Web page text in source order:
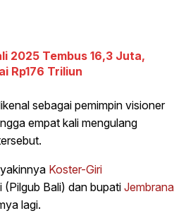
2025 Tembus 16,3 Juta,
Rp176 Triliun
sebagai pemimpin visioner
empat kali mengulang
Koster-Giri
(Pilgub Bali) dan bupati Jembrana
lagi.